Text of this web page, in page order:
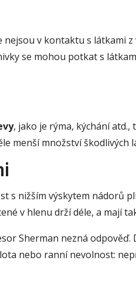
nejsou v kontaktu s
se mohou potkat s
, jako je rýma, kýchání
menší množství škodlivých
s nižším výskytem
v hlenu drží déle, a mají
Sherman nezná
nebo ranní nevolnost: